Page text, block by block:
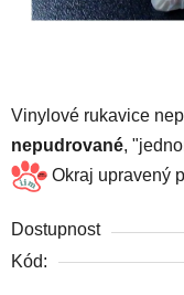
Vinylové rukavice
nepudrované,
Okraj upravený
Dostupnost
Kód: